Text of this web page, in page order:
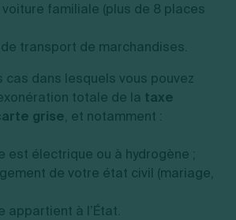
familiale (plus de 8 places
transport de marchandises.
cas dans lesquels vous pouvez
totale de la taxe
grise, et notamment :
est électrique ou à hydrogène ;
de votre état civil (mariage,
appartient à l’État.